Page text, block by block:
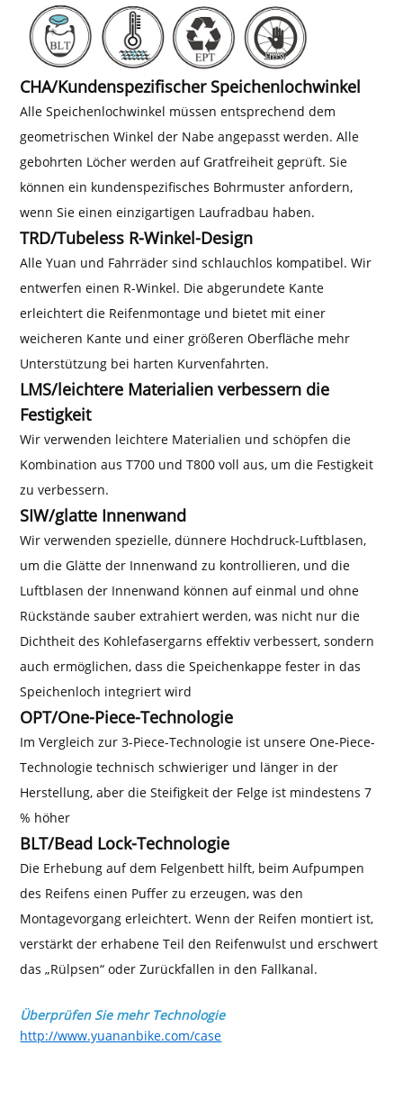
CHA/Kundenspezifischer Speichenlochwinkel
Alle Speichenlochwinkel müssen entsprechend dem
geometrischen Winkel der Nabe angepasst werden. Alle
gebohrten Löcher werden auf Gratfreiheit geprüft. Sie
können ein kundenspezifisches Bohrmuster anfordern,
wenn Sie einen einzigartigen Laufradbau haben.
TRD/Tubeless R-Winkel-Design
Alle Yuan und Fahrräder sind schlauchlos kompatibel. Wir
entwerfen einen R-Winkel. Die abgerundete Kante
erleichtert die Reifenmontage und bietet mit einer
weicheren Kante und einer größeren Oberfläche mehr
Unterstützung bei harten Kurvenfahrten.
LMS/leichtere Materialien verbessern die
Festigkeit
Wir verwenden leichtere Materialien und schöpfen die
Kombination aus T700 und T800 voll aus, um die Festigkeit
zu verbessern.
SIW/glatte Innenwand
Wir verwenden spezielle, dünnere Hochdruck-Luftblasen,
um die Glätte der Innenwand zu kontrollieren, und die
Luftblasen der Innenwand können auf einmal und ohne
Rückstände sauber extrahiert werden, was nicht nur die
Dichtheit des Kohlefasergarns effektiv verbessert, sondern
auch ermöglichen, dass die Speichenkappe fester in das
Speichenloch integriert wird
OPT/One-Piece-Technologie
Im Vergleich zur 3-Piece-Technologie ist unsere One-Piece-
Technologie technisch schwieriger und länger in der
Herstellung, aber die Steifigkeit der Felge ist mindestens 7
% höher
BLT/Bead Lock-Technologie
Die Erhebung auf dem Felgenbett hilft, beim Aufpumpen
des Reifens einen Puffer zu erzeugen, was den
Montagevorgang erleichtert. Wenn der Reifen montiert ist,
verstärkt der erhabene Teil den Reifenwulst und erschwert
das „Rülpsen“ oder Zurückfallen in den Fallkanal.
Überprüfen Sie mehr Technologie
http://www.yuananbike.com/case